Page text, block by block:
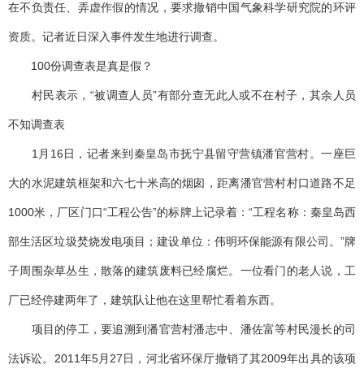
在不负责任、弄虚作假的情况，要求撤销中国气象科学研究院的环评
资质。记者近日深入事件发生地进行调查。
100份调查表是真是假？
村民表示，“被调查人员”有部分查无此人或不在村子，其余人员
不知调查表
1月16日，记者来到秦皇岛市抚宁县留守营镇潘官营村。一座巨
大的水泥建筑框架和六七十米高的烟囱，距离潘官营村村口道路不足
1000米，厂区门口“工程公告”的标牌上记录着：“工程名称：秦皇岛西
部生活区垃圾焚烧发电项目；建设单位：伟明环保能源有限公司。”牌
子周围杂草丛生，散落的建筑废料已经腐烂。一位看门的老人说，工
厂已经停建两年了，建筑队让他在这里帮忙看着东西。
项目的停工，要追溯到潘官营村潘志中、潘佐富等村民漫长的司
法诉讼。2011年5月27日，河北省环保厅撤销了其2009年出具的该项